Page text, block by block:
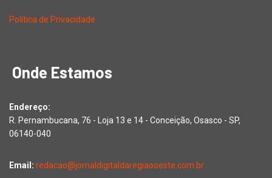
Política de Privacidade
Onde Estamos
Endereço:
R. Pernambucana, 76 - Loja 13 e 14 - Conceição, Osasco - SP,
06140-040
Email: redacao@jornaldigitaldaregiaooeste.com.br